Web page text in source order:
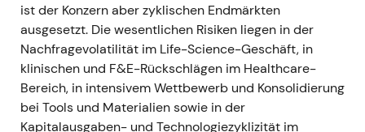
2021-09-30 — Einvernehmliche Beendigung der
Bintrafusp-alfa-Zusammenarbeit mit GSK-
Ereignis: Merck und GSK beendeten ihre Bintrafusp-
alfa-Kooperation im gegenseitigen Einvernehmen;
Meilensteinzahlungen wurden keine geleistet,
künftige Verpflichtungen bestehen nicht mehr.
Einordnung: Ein wesentliches klinisches Binärrisiko
ist der Konzern aber zyklischen Endmärkten
ausgesetzt. Die wesentlichen Risiken liegen in der
Nachfragevolatilität im Life-Science-Geschäft, in
klinischen und F&E-Rückschlägen im Healthcare-
Bereich, in intensivem Wettbewerb und Konsolidierung
bei Tools und Materialien sowie in der
Kapitalausgaben- und Technologiezyklizität im